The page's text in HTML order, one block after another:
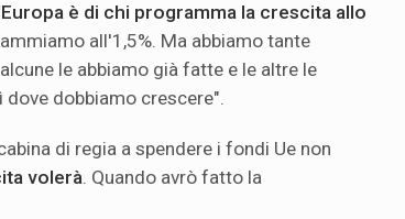
è di chi programma la crescita allo
all'1,5%. Ma abbiamo tante
le abbiamo già fatte e le altre le
dobbiamo crescere".
di regia a spendere i fondi Ue non
volerà. Quando avrò fatto la